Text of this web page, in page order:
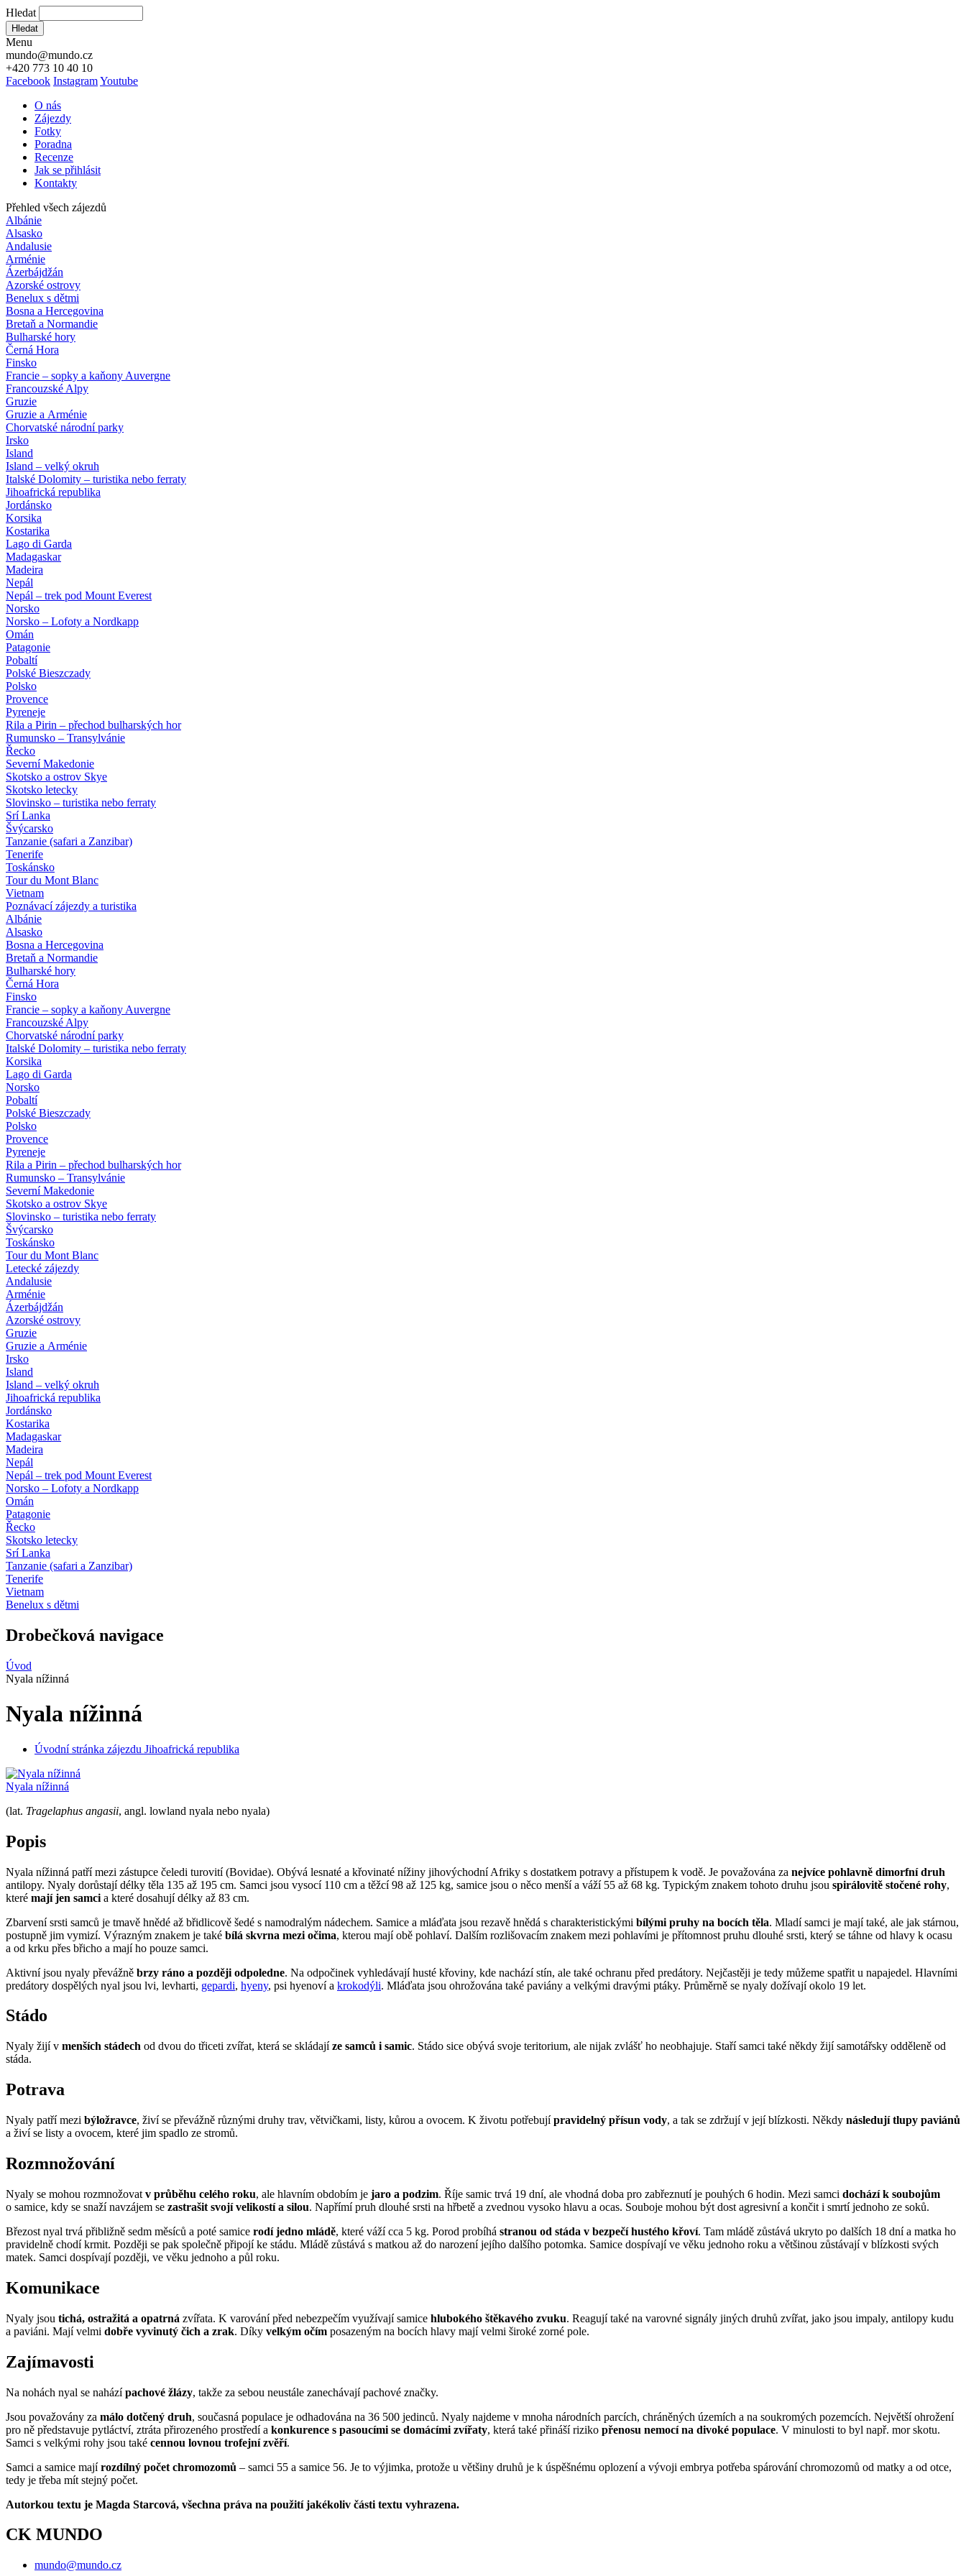
Hledat
Hledat
Menu
mundo@mundo.cz
+420 773 10 40 10
Facebook InstagramYoutube
O nás
Zájezdy
Fotky
Poradna
Recenze
Jak se přihlásit
Kontakty
Přehled všech zájezdů
Albánie
Alsasko
Andalusie
Arménie
Ázerbájdžán
Azorské ostrovy
Benelux s dětmi
Bosna a Hercegovina
Bretaň a Normandie
Bulharské hory
Černá Hora
Finsko
Francie – sopky a kaňony Auvergne
Francouzské Alpy
Gruzie
Gruzie a Arménie
Chorvatské národní parky
Irsko
Island
Island – velký okruh
Italské Dolomity – turistika nebo ferraty
Jihoafrická republika
Jordánsko
Korsika
Kostarika
Lago di Garda
Madagaskar
Madeira
Nepál
Nepál – trek pod Mount Everest
Norsko
Norsko – Lofoty a Nordkapp
Omán
Patagonie
Pobaltí
Polské Bieszczady
Polsko
Provence
Pyreneje
Rila a Pirin – přechod bulharských hor
Rumunsko – Transylvánie
Řecko
Severní Makedonie
Skotsko a ostrov Skye
Skotsko letecky
Slovinsko – turistika nebo ferraty
Srí Lanka
Švýcarsko
Tanzanie (safari a Zanzibar)
Tenerife
Toskánsko
Tour du Mont Blanc
Vietnam
Poznávací zájezdy a turistika
Albánie
Alsasko
Bosna a Hercegovina
Bretaň a Normandie
Bulharské hory
Černá Hora
Finsko
Francie – sopky a kaňony Auvergne
Francouzské Alpy
Chorvatské národní parky
Italské Dolomity – turistika nebo ferraty
Korsika
Lago di Garda
Norsko
Pobaltí
Polské Bieszczady
Polsko
Provence
Pyreneje
Rila a Pirin – přechod bulharských hor
Rumunsko – Transylvánie
Severní Makedonie
Skotsko a ostrov Skye
Slovinsko – turistika nebo ferraty
Švýcarsko
Toskánsko
Tour du Mont Blanc
Letecké zájezdy
Andalusie
Arménie
Ázerbájdžán
Azorské ostrovy
Gruzie
Gruzie a Arménie
Irsko
Island
Island – velký okruh
Jihoafrická republika
Jordánsko
Kostarika
Madagaskar
Madeira
Nepál
Nepál – trek pod Mount Everest
Norsko – Lofoty a Nordkapp
Omán
Patagonie
Řecko
Skotsko letecky
Srí Lanka
Tanzanie (safari a Zanzibar)
Tenerife
Vietnam
Benelux s dětmi
Drobečková navigace
Úvod
Nyala nížinná
Nyala nížinná
Úvodní stránka zájezdu Jihoafrická republika
Nyala nížinná
(lat. Tragelaphus angasii, angl. lowland nyala nebo nyala)
Popis
Nyala nížinná patří mezi zástupce čeledi turovití (Bovidae). Obývá lesnaté a křovinaté nížiny jihovýchodní Afriky s dostatkem potravy a přístupem k vodě. Je považována za nejvíce pohlavně dimorfní druh
antilopy. Nyaly dorůstají délky těla 135 až 195 cm. Samci jsou vysocí 110 cm a těžcí 98 až 125 kg, samice jsou o něco menší a váží 55 až 68 kg. Typickým znakem tohoto druhu jsou spirálovitě stočené rohy,
které mají jen samci a které dosahují délky až 83 cm.
Zbarvení srsti samců je tmavě hnědé až břidlicově šedé s namodralým nádechem. Samice a mláďata jsou rezavě hnědá s charakteristickými bílými pruhy na bocích těla. Mladí samci je mají také, ale jak stárnou,
postupně jim vymizí. Výrazným znakem je také bílá skvrna mezi očima, kterou mají obě pohlaví. Dalším rozlišovacím znakem mezi pohlavími je přítomnost pruhu dlouhé srsti, který se táhne od hlavy k ocasu
a od krku přes břicho a mají ho pouze samci.
Aktivní jsou nyaly převážně brzy ráno a později odpoledne. Na odpočinek vyhledávají husté křoviny, kde nachází stín, ale také ochranu před predátory. Nejčastěji je tedy můžeme spatřit u napajedel. Hlavními
predátory dospělých nyal jsou lvi, levharti, gepardi, hyeny, psi hyenoví a krokodýli. Mláďata jsou ohrožována také paviány a velkými dravými ptáky. Průměrně se nyaly dožívají okolo 19 let.
Stádo
Nyaly žijí v menších stádech od dvou do třiceti zvířat, která se skládajíze samců i samic. Stádo sice obývá svoje teritorium, ale nijak zvlášť ho neobhajuje. Staří samci také někdy žijí samotářsky odděleně od
stáda.
Potrava
Nyaly patří mezi býložravce, živí se převážně různými druhy trav, větvičkami, listy, kůrou a ovocem. K životu potřebujípravidelný přísun vody, a tak se zdržují v její blízkosti. Někdy následují tlupy paviánů
a živí se listy a ovocem, které jim spadlo ze stromů.
Rozmnožování
Nyaly se mohou rozmnožovat v průběhu celého roku, ale hlavním obdobím je jaro a podzim. Říje samic trvá 19 dní, ale vhodná doba pro zabřeznutí je pouhých 6 hodin. Mezi samci dochází k soubojům
o samice, kdy se snaží navzájem se zastrašit svojí velikostí a silou. Napřímí pruh dlouhé srsti na hřbetě a zvednou vysoko hlavu a ocas. Souboje mohou být dost agresivní a končit i smrtí jednoho ze soků.
Březost nyal trvá přibližně sedm měsíců a poté samice rodí jedno mládě, které váží cca 5 kg. Porod probíhá stranou od stáda v bezpečí hustého křoví. Tam mládě zůstává ukryto po dalších 18 dní a matka ho
pravidelně chodí krmit. Později se pak společně připojí ke stádu. Mládě zůstává s matkou až do narození jejího dalšího potomka. Samice dospívají ve věku jednoho roku a většinou zůstávají v blízkosti svých
matek. Samci dospívají později, ve věku jednoho a půl roku.
Komunikace
Nyaly jsou tichá, ostražitá a opatrná zvířata. K varování před nebezpečím využívají samice hlubokého štěkavého zvuku. Reagují také na varovné signály jiných druhů zvířat, jako jsou impaly, antilopy kudu
a paviáni. Mají velmi dobře vyvinutý čich a zrak. Díky velkým očím posazeným na bocích hlavy mají velmi široké zorné pole.
Zajímavosti
Na nohách nyal se naházípachové žlázy, takže za sebou neustále zanechávají pachové značky.
Jsou považovány za málo dotčený druh, současná populace je odhadována na 36 500 jedinců. Nyaly najdeme v mnoha národních parcích, chráněných územích a na soukromých pozemcích. Největší ohrožení
pro ně představuje pytláctví, ztráta přirozeného prostředí a konkurence s pasoucími se domácími zvířaty, která také přináší riziko přenosu nemocí na divoké populace. V minulosti to byl např. mor skotu.
Samci s velkými rohy jsou také cennou lovnou trofejní zvěří.
Samci a samice majírozdílný počet chromozomů – samci 55 a samice 56. Je to výjimka, protože u většiny druhů je k úspěšnému oplození a vývoji embrya potřeba spárování chromozomů od matky a od otce,
tedy je třeba mít stejný počet.
Autorkou textu je Magda Starcová, všechna práva na použití jakékoliv části textu vyhrazena.
CK MUNDO
mundo@mundo.cz